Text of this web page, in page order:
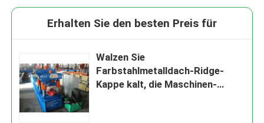
Erhalten Sie den besten Preis für
Walzen Sie
Farbstahlmetalldach-Ridge-
Kappe kalt, die Maschinen-